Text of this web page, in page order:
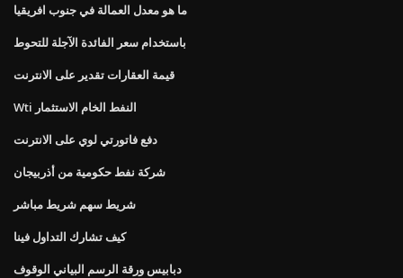
ما هو معدل العمالة في جنوب افريقيا
باستخدام سعر الفائدة الآجلة للتحوط
قيمة العقارات تقدير على الانترنت
Wti النفط الخام الاستثمار
دفع فاتورتي لوي على الانترنت
شركة نفط حكومية من أذربيجان
شريط سهم شريط مباشر
كيف تشارك التداول فينا
دبابيس ورقة الرسم البياني الوقوف